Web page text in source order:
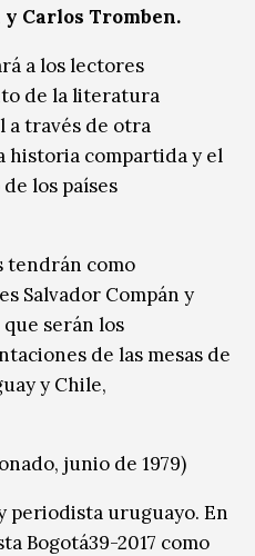
Carlos Tromben.
a los lectores
de la literatura
a través de otra
historia compartida y el
los países
tendrán como
Salvador Compán y
serán los
de las mesas de
y Chile,
junio de 1979)
periodista uruguayo. En
Bogotá39-2017 como